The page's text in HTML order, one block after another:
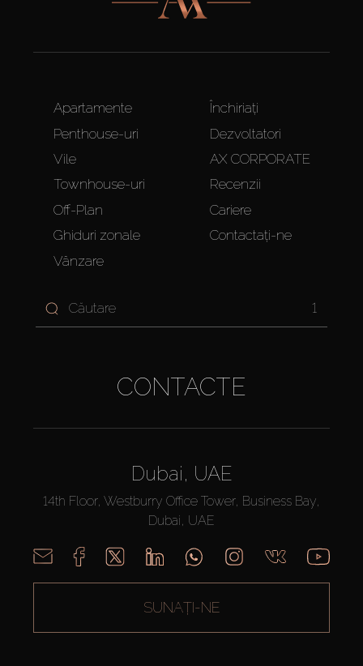
Apartamente
Penthouse-uri
Vile
Townhouse-uri
Off-Plan
Ghiduri zonale
Vânzare
Închiriați
Dezvoltatori
AX CORPORATE
Recenzii
Cariere
Contactați-ne
1
CONTACTE
Dubai, UAE
14th Floor, Westburry Office Tower, Business Bay,
Dubai, UAE
SUNAȚI-NE